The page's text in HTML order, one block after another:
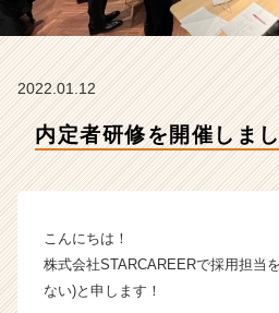
タ
イ
ン】
|
ン
ー・
2022.01.12
内定者研修を開催しまし
こんにちは！
株式会社STARCAREERで採用担当
ない)と申します！